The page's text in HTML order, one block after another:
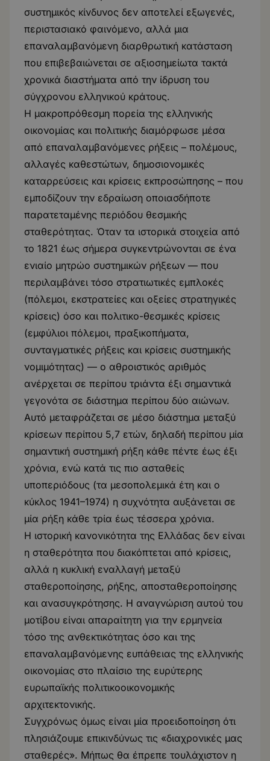
συστημικός κίνδυνος δεν αποτελεί εξωγενές,
περιστασιακό φαινόμενο, αλλά μια
επαναλαμβανόμενη διαρθρωτική κατάσταση
που επιβεβαιώνεται σε αξιοσημείωτα τακτά
χρονικά διαστήματα από την ίδρυση του
σύγχρονου ελληνικού κράτους.
Η μακροπρόθεσμη πορεία της ελληνικής
οικονομίας και πολιτικής διαμόρφωσε μέσα
από επαναλαμβανόμενες ρήξεις – πολέμους,
αλλαγές καθεστώτων, δημοσιονομικές
καταρρεύσεις και κρίσεις εκπροσώπησης – που
εμποδίζουν την εδραίωση οποιασδήποτε
παρατεταμένης περιόδου θεσμικής
σταθερότητας. Όταν τα ιστορικά στοιχεία από
το 1821 έως σήμερα συγκεντρώνονται σε ένα
ενιαίο μητρώο συστημικών ρήξεων — που
περιλαμβάνει τόσο στρατιωτικές εμπλοκές
(πόλεμοι, εκστρατείες και οξείες στρατηγικές
κρίσεις) όσο και πολιτικο-θεσμικές κρίσεις
(εμφύλιοι πόλεμοι, πραξικοπήματα,
συνταγματικές ρήξεις και κρίσεις συστημικής
νομιμότητας) — ο αθροιστικός αριθμός
ανέρχεται σε περίπου τριάντα έξι σημαντικά
γεγονότα σε διάστημα περίπου δύο αιώνων.
Αυτό μεταφράζεται σε μέσο διάστημα μεταξύ
κρίσεων περίπου 5,7 ετών, δηλαδή περίπου μία
σημαντική συστημική ρήξη κάθε πέντε έως έξι
χρόνια, ενώ κατά τις πιο ασταθείς
υποπεριόδους (τα μεσοπολεμικά έτη και ο
κύκλος 1941–1974) η συχνότητα αυξάνεται σε
μία ρήξη κάθε τρία έως τέσσερα χρόνια.
Η ιστορική κανονικότητα της Ελλάδας δεν είναι
η σταθερότητα που διακόπτεται από κρίσεις,
αλλά η κυκλική εναλλαγή μεταξύ
σταθεροποίησης, ρήξης, αποσταθεροποίησης
και ανασυγκρότησης. Η αναγνώριση αυτού του
μοτίβου είναι απαραίτητη για την ερμηνεία
τόσο της ανθεκτικότητας όσο και της
επαναλαμβανόμενης ευπάθειας της ελληνικής
οικονομίας στο πλαίσιο της ευρύτερης
ευρωπαϊκής πολιτικοοικονομικής
αρχιτεκτονικής.
Συγχρόνως όμως είναι μία προειδοποίηση ότι
πλησιάζουμε επικινδύνως τις «διαχρονικές μας
σταθερές». Μήπως θα έπρεπε τουλάχιστον η